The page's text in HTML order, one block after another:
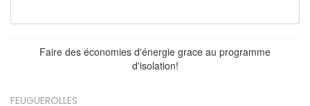
Faire des économies d'énergie grace au programme
d'isolation!
FEUGUEROLLES